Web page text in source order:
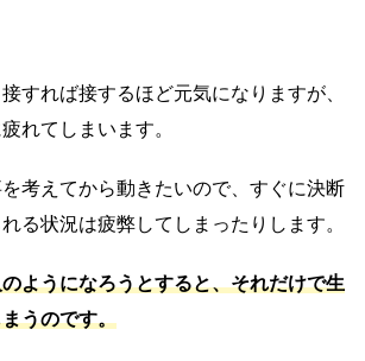
すれば接するほど元気になりますが、
れてしまいます。
考えてから動きたいので、すぐに決断
る状況は疲弊してしまったりします。
ようになろうとすると、それだけで生
うのです。